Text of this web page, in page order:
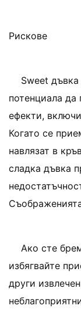
Рискове
Sweet
потенциала да
ефекти,
Когато се
навлязат в
сладка дъвка
Ако сте
избягвайте
други